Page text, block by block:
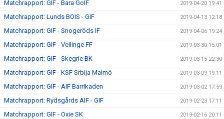
Matchrapport: GIF - Bara GoIF 2019-04-20 19:41
Matchrapport: Lunds BOIS - GIF 2019-04-13 12:18
Matchrapport: GIF - Snogeröds IF 2019-04-06 19:24
Matchrapport: GIF - Vellinge FF 2019-03-30 15:01
Matchrapport: GIF - Skegrie BK 2019-03-15 22:30
Matchrapport: GIF - KSF Srbija Malmö 2019-03-09 19:11
Matchrapport: GIF - AIF Barrikaden 2019-03-02 17:59
Matchrapport: Rydsgårds AIF - GIF 2019-02-23 17:11
Matchrapport: GIF - Oxie SK 2019-02-16 20:11